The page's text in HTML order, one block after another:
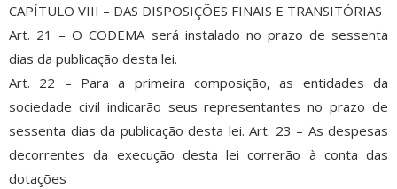
CAPÍTULO VIII – DAS DISPOSIÇÕES FINAIS E TRANSITÓRIAS
Art. 21 – O CODEMA será instalado no prazo de sessenta
dias da publicação desta lei.
Art. 22 – Para a primeira composição, as entidades da
sociedade civil indicarão seus representantes no prazo de
sessenta dias da publicação desta lei. Art. 23 – As despesas
decorrentes da execução desta lei correrão à conta das
dotações